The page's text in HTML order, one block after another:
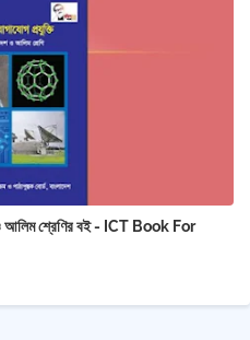
আলিম শ্রেণির বই - ICT Book For